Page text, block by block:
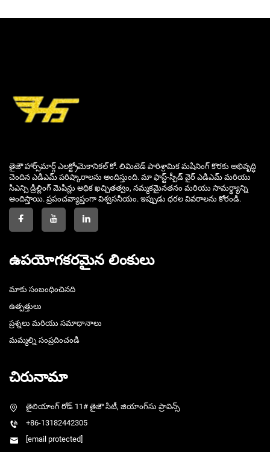
తైజౌ హార్స్‌మార్గ్ ఎలక్ట్రోమెకానికల్ కో. లిమిటెడ్ పారిశ్రామిక మషినింగ్ కొరకు అభివృద్ధి
చెందిన ఎడిఎమ్ పరిష్కారాలను అందిస్తుంది. మా ఫాస్ట్-స్పీడ్ వైర్ ఎడిఎమ్ మరియు
సిఎన్సి డ్రిల్లింగ్ మెషిన్లు అధిక ఖచ్చితత్వం, నమ్మకమైనతనం మరియు సామర్థ్యాన్ని
అందిస్తాయి. ప్రపంచవ్యాప్తంగా విశ్వసనీయం. ఇప్పుడు ధరల వివరాలను కోరండి.
ఉపయోగకరమైన లింకులు
మాకు సంబంధించినది
ఉత్పత్తులు
ప్రశ్నలు మరియు సమాధానాలు
మమ్మల్ని సంప్రదించండి
చిరునామా
తైలియాంగ్ రోడ్ 11# తైజౌ సిటీ, జియాంగ్‌సు ప్రావిన్స్
+86-13182442305
[email protected]